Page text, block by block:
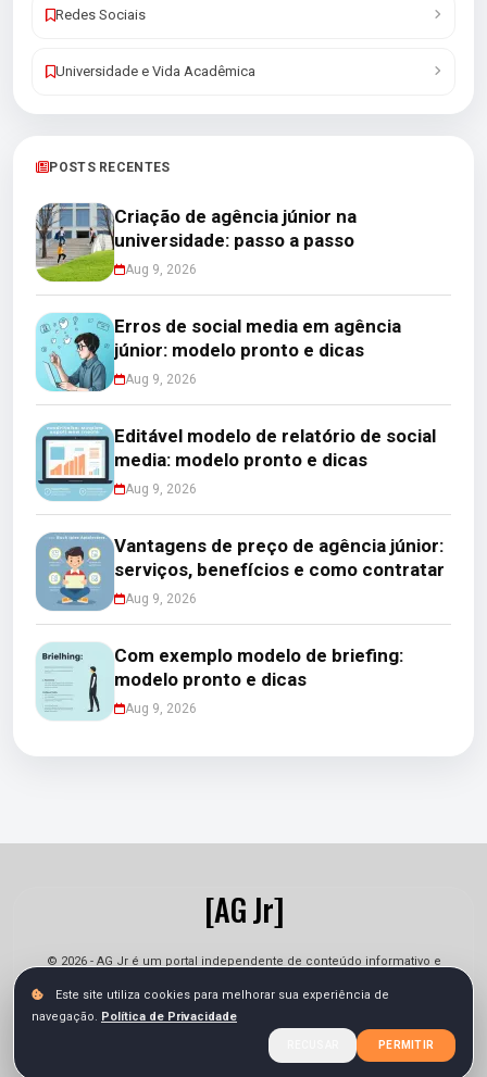
Redes Sociais
Universidade e Vida Acadêmica
POSTS RECENTES
Criação de agência júnior na
universidade: passo a passo
Aug 9, 2026
Erros de social media em agência
júnior: modelo pronto e dicas
Aug 9, 2026
Editável modelo de relatório de social
media: modelo pronto e dicas
Aug 9, 2026
Vantagens de preço de agência júnior:
serviços, benefícios e como contratar
Aug 9, 2026
Com exemplo modelo de briefing:
modelo pronto e dicas
Aug 9, 2026
[AG Jr]
© 2026 - AG Jr é um portal independente de conteúdo informativo e
Privacidade
Este site utiliza cookies para melhorar sua experiência de
navegação. Política de Privacidade
PERMITIR